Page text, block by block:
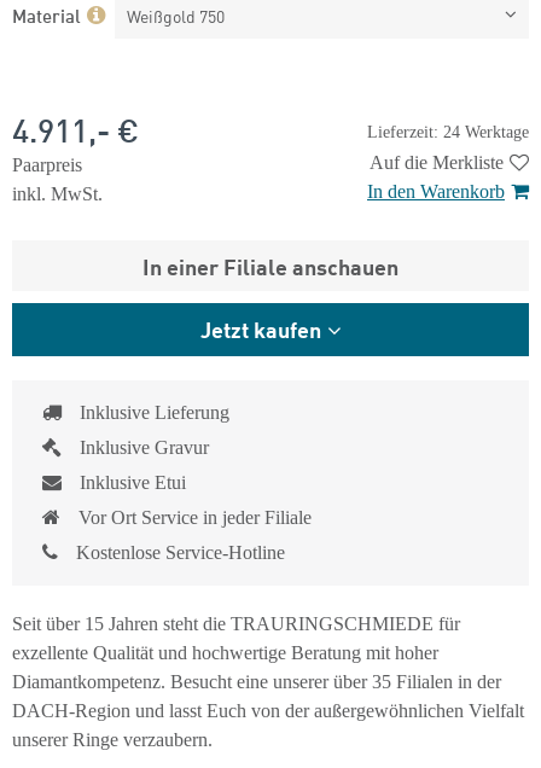
Material Weißgold 750
Lieferzeit: 24 Werktage
4.911,- €
Paarpreis
inkl. MwSt.
Auf die Merkliste
In den Warenkorb
In einer Filiale anschauen
Jetzt kaufen
Inklusive Lieferung
Inklusive Gravur
Inklusive Etui
Vor Ort Service in jeder Filiale
Kostenlose Service-Hotline
Seit über 15 Jahren steht die TRAURINGSCHMIEDE für
exzellente Qualität und hochwertige Beratung mit hoher
Diamantkompetenz. Besucht eine unserer über 35 Filialen in der
DACH-Region und lasst Euch von der außergewöhnlichen Vielfalt
unserer Ringe verzaubern.